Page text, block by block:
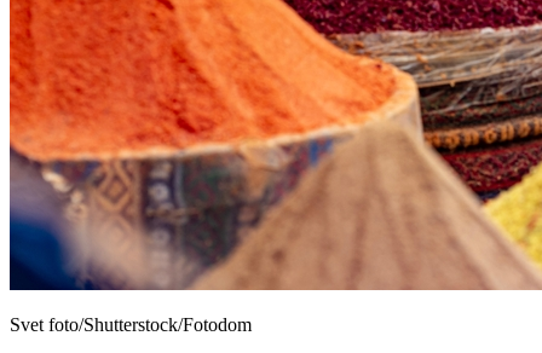
Svet foto/Shutterstock/Fotodom